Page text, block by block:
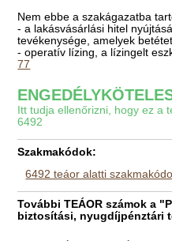
Nem ebbe a szakágazatba
- a lakásvásárlási hitel
tevékenysége, amelyek
- operatív lízing, a lízingelt
77
Itt tudja ellenőrizni, hogy ez a
6492
Szakmakódok:
6492 teáor alatti
További TEÁOR számok a
biztosítási, nyugdíjpénztári